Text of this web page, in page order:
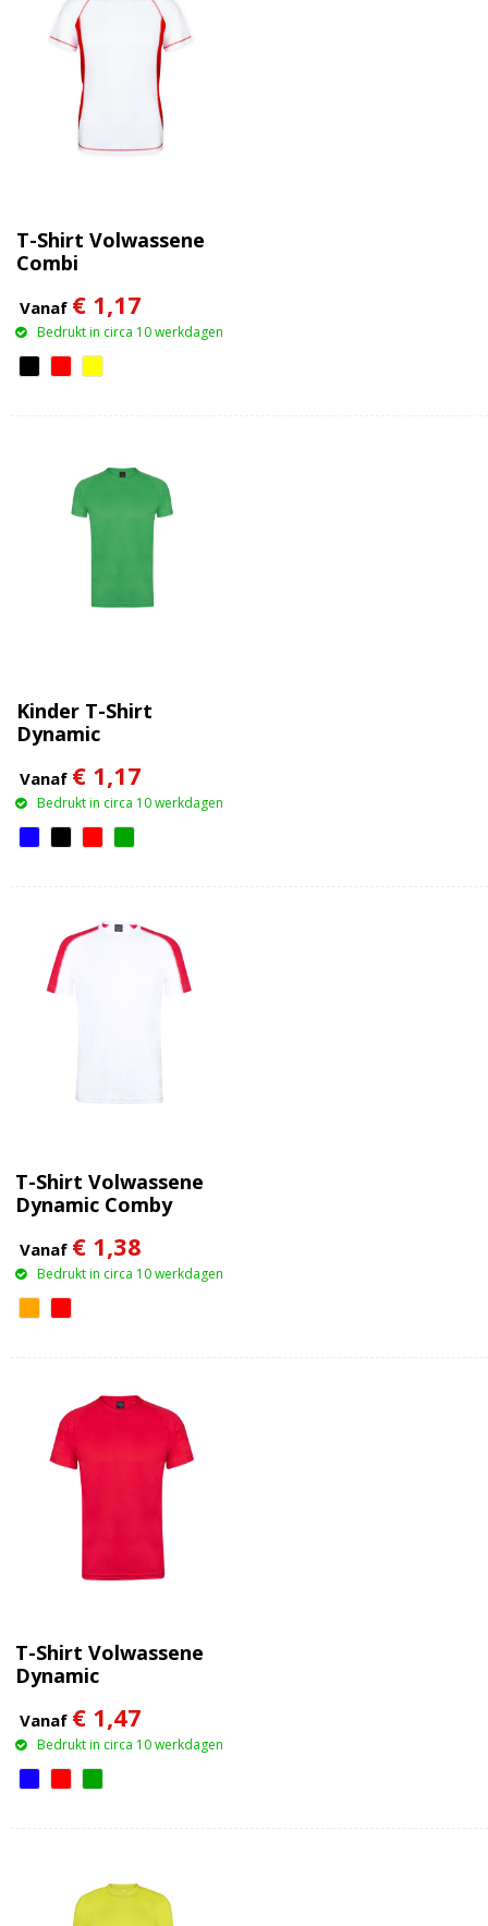
T-Shirt Volwassene
Combi
Vanaf € 1,17
Bedrukt in circa 10 werkdagen
Kinder T-Shirt
Dynamic
Vanaf € 1,17
Bedrukt in circa 10 werkdagen
T-Shirt Volwassene
Dynamic Comby
Vanaf € 1,38
Bedrukt in circa 10 werkdagen
T-Shirt Volwassene
Dynamic
Vanaf € 1,47
Bedrukt in circa 10 werkdagen